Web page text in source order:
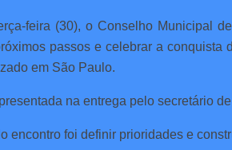
feira (30), o Conselho Municipal
passos e celebrar a conquista
em São Paulo.
na entrega pelo secretário
encontro foi definir prioridades e